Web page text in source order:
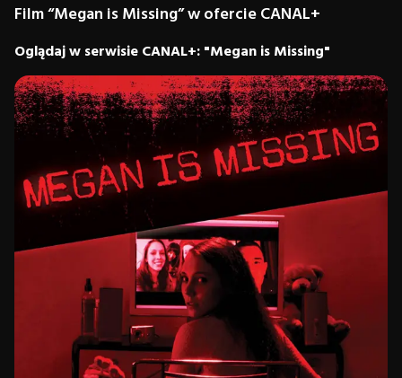
Film “Megan is Missing” w ofercie CANAL+
Oglądaj w serwisie CANAL+: "Megan is Missing"